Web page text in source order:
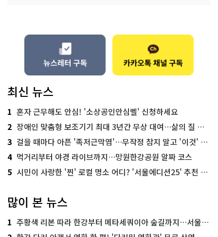
최신 뉴스
1 혼자 근무해도 안심! '소상공인안심벨' 신청하세요
2 장애인 맞춤형 보조기기 최대 3년간 무상 대여…삶의 질 높인다
3 걸을 때마다 아픈 '족저근막염'…무작정 참지 말고 '이것' 해보세요!
4 먹거리부터 야경 라이브까지…망원한강공원 알짜 코스
5 시민이 사랑한 '찐' 로컬 명소 어디? '서울에디션25' 추천 코스
많이 본 뉴스
1 주황색 리본 따라 한강부터 메타세쿼이아 숲길까지…서울둘레길 15코스